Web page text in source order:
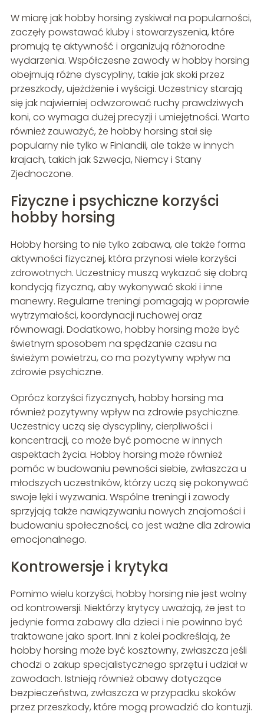
W miarę jak hobby horsing zyskiwał na popularności,
zaczęły powstawać kluby i stowarzyszenia, które
promują tę aktywność i organizują różnorodne
wydarzenia. Współczesne zawody w hobby horsing
obejmują różne dyscypliny, takie jak skoki przez
przeszkody, ujeżdżenie i wyścigi. Uczestnicy starają
się jak najwierniej odwzorować ruchy prawdziwych
koni, co wymaga dużej precyzji i umiejętności. Warto
również zauważyć, że hobby horsing stał się
popularny nie tylko w Finlandii, ale także w innych
krajach, takich jak Szwecja, Niemcy i Stany
Zjednoczone.
Fizyczne i psychiczne korzyści
hobby horsing
Hobby horsing to nie tylko zabawa, ale także forma
aktywności fizycznej, która przynosi wiele korzyści
zdrowotnych. Uczestnicy muszą wykazać się dobrą
kondycją fizyczną, aby wykonywać skoki i inne
manewry. Regularne treningi pomagają w poprawie
wytrzymałości, koordynacji ruchowej oraz
równowagi. Dodatkowo, hobby horsing może być
świetnym sposobem na spędzanie czasu na
świeżym powietrzu, co ma pozytywny wpływ na
zdrowie psychiczne.
Oprócz korzyści fizycznych, hobby horsing ma
również pozytywny wpływ na zdrowie psychiczne.
Uczestnicy uczą się dyscypliny, cierpliwości i
koncentracji, co może być pomocne w innych
aspektach życia. Hobby horsing może również
pomóc w budowaniu pewności siebie, zwłaszcza u
młodszych uczestników, którzy uczą się pokonywać
swoje lęki i wyzwania. Wspólne treningi i zawody
sprzyjają także nawiązywaniu nowych znajomości i
budowaniu społeczności, co jest ważne dla zdrowia
emocjonalnego.
Kontrowersje i krytyka
Pomimo wielu korzyści, hobby horsing nie jest wolny
od kontrowersji. Niektórzy krytycy uważają, że jest to
jedynie forma zabawy dla dzieci i nie powinno być
traktowane jako sport. Inni z kolei podkreślają, że
hobby horsing może być kosztowny, zwłaszcza jeśli
chodzi o zakup specjalistycznego sprzętu i udział w
zawodach. Istnieją również obawy dotyczące
bezpieczeństwa, zwłaszcza w przypadku skoków
przez przeszkody, które mogą prowadzić do kontuzji.